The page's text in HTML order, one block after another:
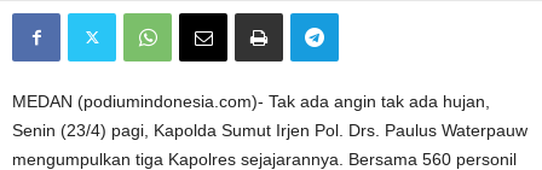
MEDAN (podiumindonesia.com)- Tak ada angin tak ada hujan,
Senin (23/4) pagi, Kapolda Sumut Irjen Pol. Drs. Paulus Waterpauw
mengumpulkan tiga Kapolres sejajarannya. Bersama 560 personil